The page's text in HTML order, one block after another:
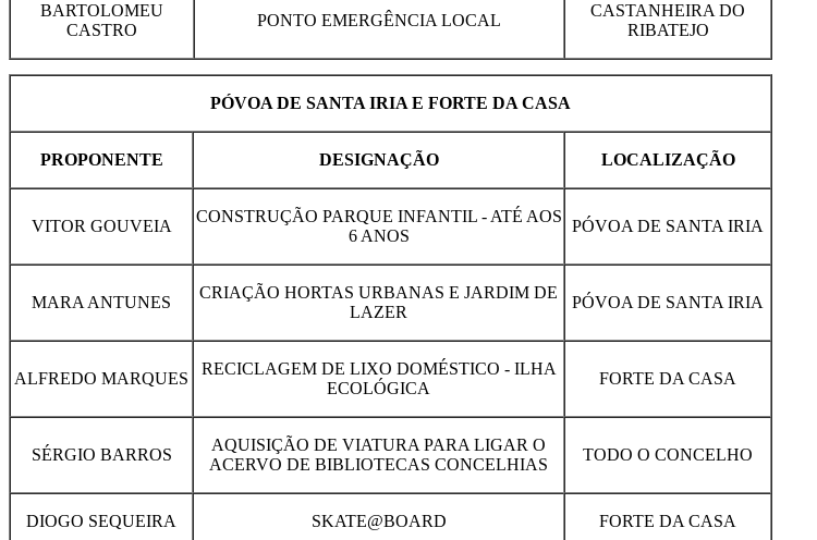
BARTOLOMEU
CASTRO
PONTO EMERGÊNCIA LOCAL
CASTANHEIRA DO
RIBATEJO
PÓVOA DE SANTA IRIA E FORTE DA CASA
PROPONENTE DESIGNAÇÃO LOCALIZAÇÃO
VITOR GOUVEIA
CONSTRUÇÃO PARQUE INFANTIL - ATÉ AOS
6 ANOS
PÓVOA DE SANTA IRIA
MARA ANTUNES
CRIAÇÃO HORTAS URBANAS E JARDIM DE
LAZER
PÓVOA DE SANTA IRIA
ALFREDO MARQUES
RECICLAGEM DE LIXO DOMÉSTICO - ILHA
ECOLÓGICA
FORTE DA CASA
SÉRGIO BARROS
AQUISIÇÃO DE VIATURA PARA LIGAR O
ACERVO DE BIBLIOTECAS CONCELHIAS
TODO O CONCELHO
DIOGO SEQUEIRA SKATE@BOARD FORTE DA CASA